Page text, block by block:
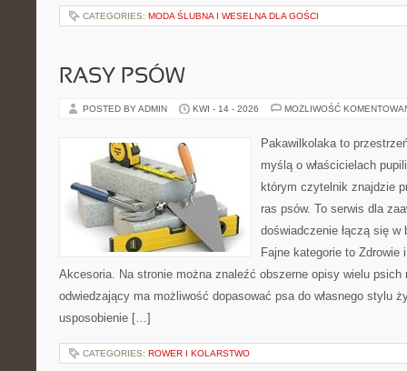
CATEGORIES: MODA ŚLUBNA I WESELNA DLA GOŚCI
RASY PSÓW
POSTED BY ADMIN KWI - 14 - 2026 MOŻLIWOŚĆ
Pakawilkolaka to
myślą o właścicielach
którym czytelnik znajdzie
ras psów. To serwis dla
doświadczenie łączą się w
Fajne kategorie to
Akcesoria. Na stronie można znaleźć obszerne opisy wielu psich
odwiedzający ma możliwość dopasować psa do własnego stylu
usposobienie […]
CATEGORIES: ROWER I KOLARSTWO